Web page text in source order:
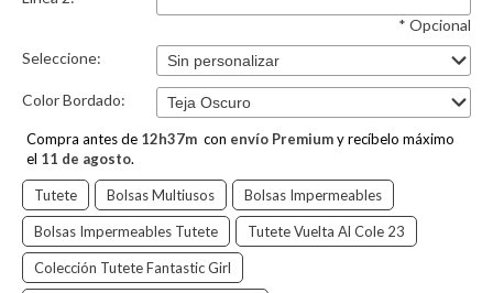
* Opcional
Seleccione:
Color Bordado:
Compra antes de 12h37m con envío Premiumy recíbelo máximo
el 11 de agosto.
Tutete Bolsas Multiusos Bolsas Impermeables
Bolsas Impermeables Tutete Tutete Vuelta Al Cole 23
Colección Tutete Fantastic Girl